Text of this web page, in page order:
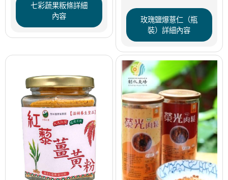
七彩蔬果粄條詳細
內容
玫瑰鹽爆薏仁（瓶
裝）詳細內容